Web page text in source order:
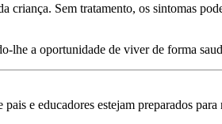
criança. Sem tratamento, os sintomas
lhe a oportunidade de viver de forma
e educadores estejam preparados